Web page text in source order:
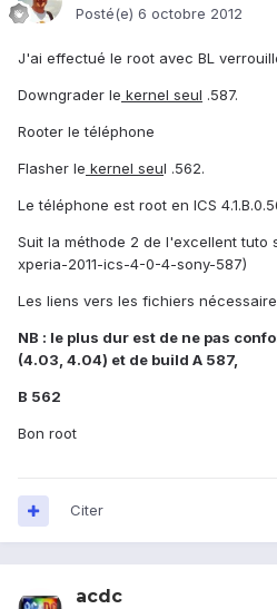
Posté(e) 6 octobre 2012
J'ai effectué le root avec BL
Downgrader le kernel seul .587.
Rooter le téléphone
Flasher le kernel seul .562.
Le téléphone est root en ICS
Suit la méthode 2 de l'excellent tuto
xperia-2011-ics-4-0-4-sony-587)
Les liens vers les fichiers
NB : le plus dur est de ne pas
(4.03, 4.04) et de build A 587,
B 562
Bon root
Citer
acdc